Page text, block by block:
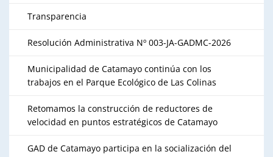
Transparencia
Resolución Administrativa Nº 003-JA-GADMC-2026
Municipalidad de Catamayo continúa con los
trabajos en el Parque Ecológico de Las Colinas
Retomamos la construcción de reductores de
velocidad en puntos estratégicos de Catamayo
GAD de Catamayo participa en la socialización del